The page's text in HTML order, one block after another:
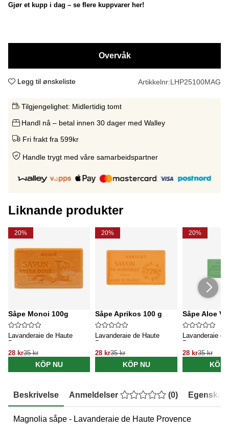
Gjør et kupp i dag – se flere kuppvarer her!
Overvåk
Legg til ønskeliste Artikkelnr:LHP25100MAG
Tilgjengelighet: Midlertidig tomt
Handl nå – betal innen 30 dager med Walley
Fri frakt fra 599kr
Handle trygt med våre samarbeidspartner
Liknande produkter
20%
Såpe Monoi 100g
Lavanderaie de Haute
Provence
28 kr35 kr
KÖP NU
20%
Såpe Aprikos 100 g
Lavanderaie de Haute
Provence
28 kr35 kr
KÖP NU
20%
Såpe Aloe
Lavanderaie
Provence
28 kr35 kr
KÖP
Beskrivelse Anmeldelser (0)
Magnolia såpe - Lavanderaie de Haute Provence